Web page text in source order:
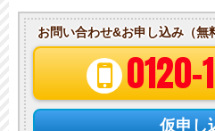
お問い合わせ&お申し込み（無
0120-
仮申し